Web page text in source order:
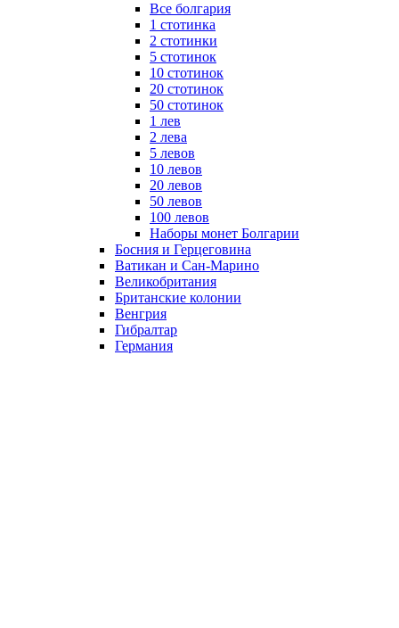
Все болгария
1 стотинка
2 стотинки
5 стотинок
10 стотинок
20 стотинок
50 стотинок
1 лев
2 лева
5 левов
10 левов
20 левов
50 левов
100 левов
Наборы монет Болгарии
Босния и Герцеговина
Ватикан и Сан-Марино
Великобритания
Британские колонии
Венгрия
Гибралтар
Германия